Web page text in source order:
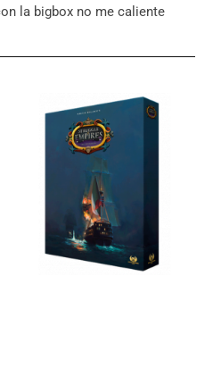
la bigbox no me caliente